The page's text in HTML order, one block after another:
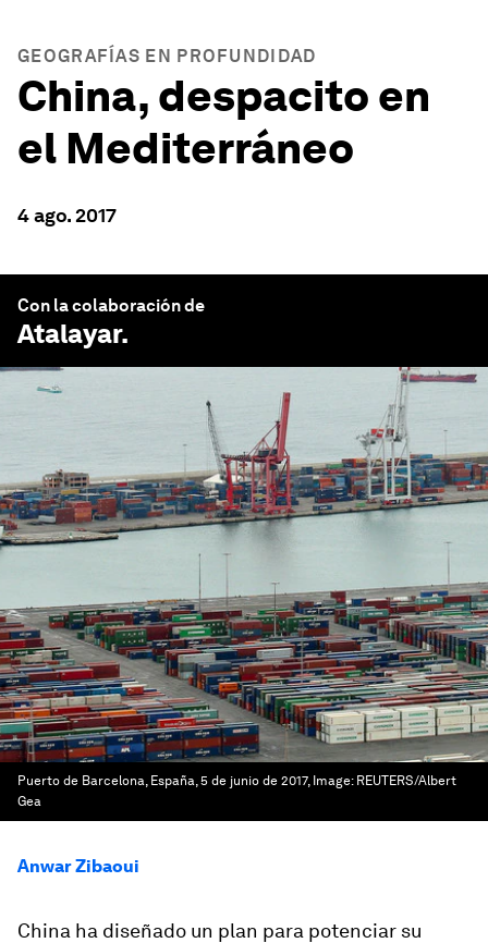
GEOGRAFÍAS EN PROFUNDIDAD
China, despacito en
el Mediterráneo
4 ago. 2017
Con la colaboración de
Atalayar.
Puerto de Barcelona, España, 5 de junio de 2017, Image: REUTERS/Albert
Gea
Anwar Zibaoui
China ha diseñado un plan para potenciar su